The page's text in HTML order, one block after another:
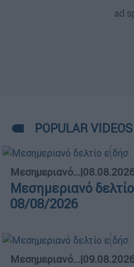
POPULAR VIDEOS
Μεσημεριανό...|
Μεσημεριανό
08/08/2026
Μεσημεριανό...|